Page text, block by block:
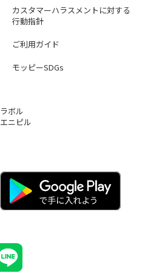
カスタマーハラスメントに対する
行動指針
ご利用ガイド
モッピーSDGs
ラボル
エニピル